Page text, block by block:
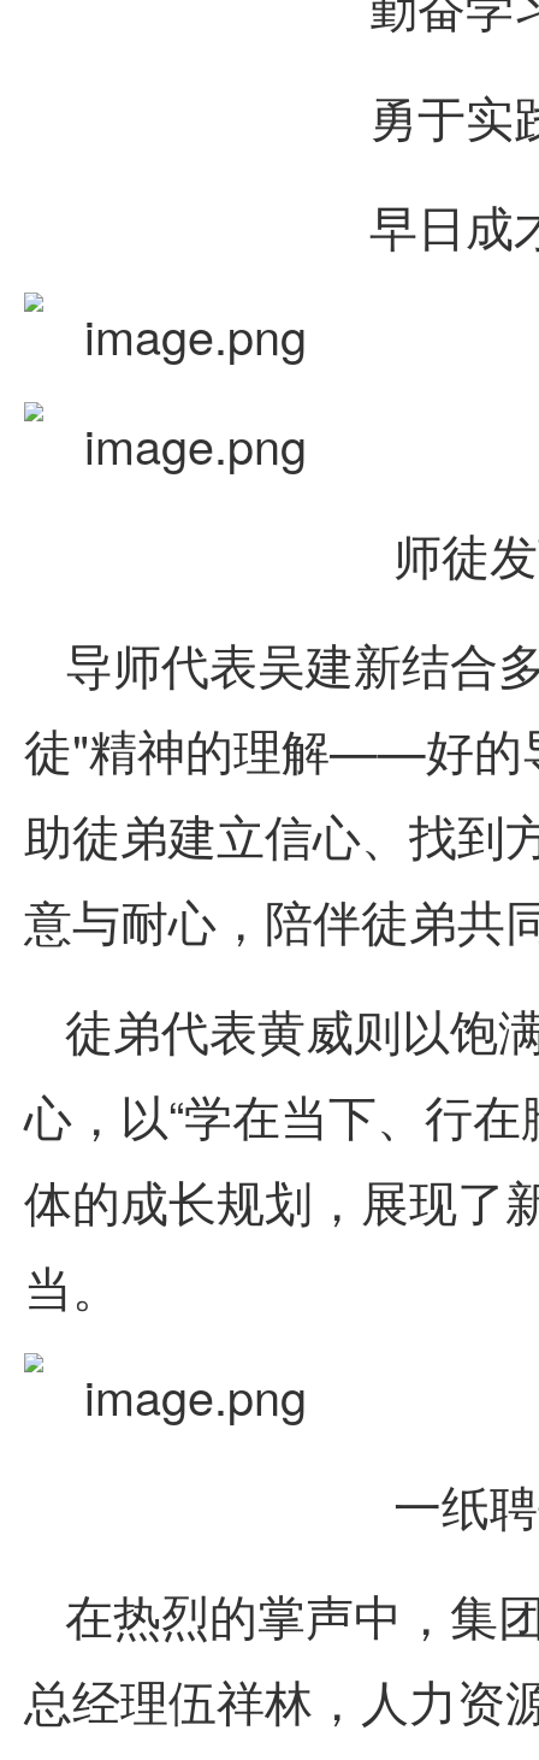
勇于实
早日成
师徒
导师代表吴建新结合
徒"精神的理解——好的
助徒弟建立信心、找到
意与耐心，陪伴徒弟共
徒弟代表黄威则以饱
心，以“学在当下、行
体的成长规划，展现了
当。
一纸
在热烈的掌声中，集
总经理伍祥林，人力资